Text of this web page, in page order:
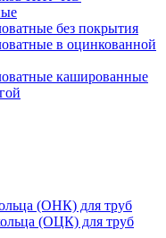
без покрытия
в оцинкованной
кашированные
(ОНК) для труб
(ОЦК) для труб